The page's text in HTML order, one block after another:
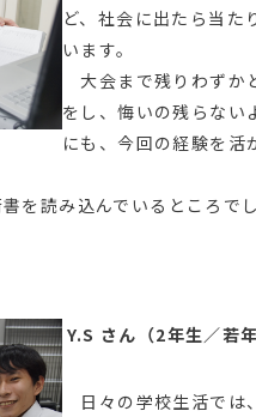
ど、社会に出たら当
います。
大会まで残りわずか
をし、悔いの残らない
にも、今回の経験を活
を読み込んでいるところ
Y.S さん（2年生／若
日々の学校生活では